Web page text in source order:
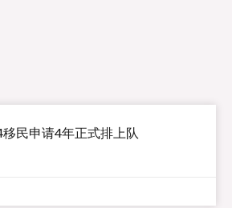
民申请4年正式排上队